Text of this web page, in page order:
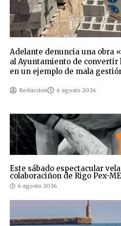
Adelante denuncia una obra
al Ayuntamiento de convertir
en un ejemplo de mala
Redaccion 6 agosto 2026
Este sábado espectacular
colaboraciñon de Rigo Pex-
6 agosto 2026